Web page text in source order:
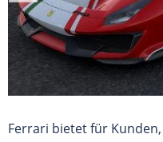
Ferrari bietet für